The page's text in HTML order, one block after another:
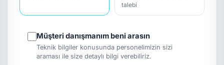
talebi
Müşteri danışmanım beni arasın
Teknik bilgiler konusunda personelimizin sizi
araması ile size detaylı bilgi verebiliriz.